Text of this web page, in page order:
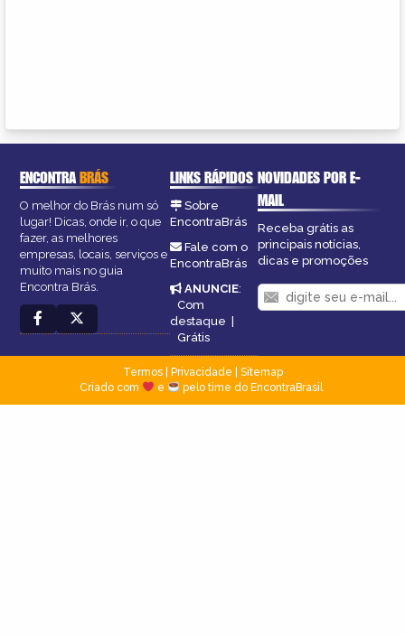
ENCONTRABRÁS
O melhor do Brás num só
lugar! Dicas, onde ir, o que
fazer, as melhores
empresas, locais, serviços e
muito mais no guia
Encontra Brás.
LINKS RÁPIDOS
Sobre
EncontraBrás
Fale com o
EncontraBrás
ANUNCIE:
Com
destaque
Grátis
NOVIDADES POR E-
MAIL
Receba grátis as
principais notícias,
dicas e promoções
Termos| Privacidade
Sitemap
Criado com
e pelo time do EncontraBrasil